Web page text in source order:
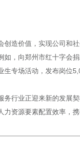
创造价值，实现公司和
如，向郑州市红十字会
生专场活动，发布岗位
务行业正迎来新的发展
力资源要素配置效率，携